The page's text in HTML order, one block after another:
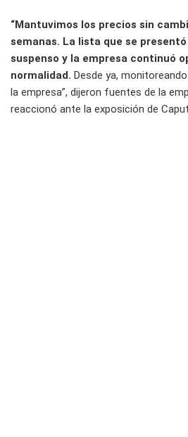
“Mantuvimos los precios sin
semanas. La lista que se
suspenso y la empresa continuó
normalidad. Desde ya,
la empresa”, dijeron fuentes de la
reaccionó ante la exposición de